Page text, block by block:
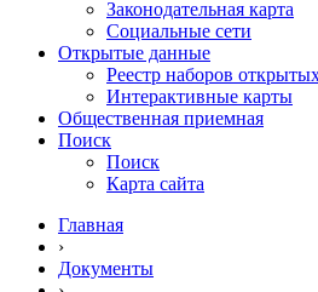
Законодательная карта
Социальные сети
Открытые данные
Реестр наборов
Интерактивные карты
Общественная приемная
Поиск
Поиск
Карта сайта
Главная
›
Документы